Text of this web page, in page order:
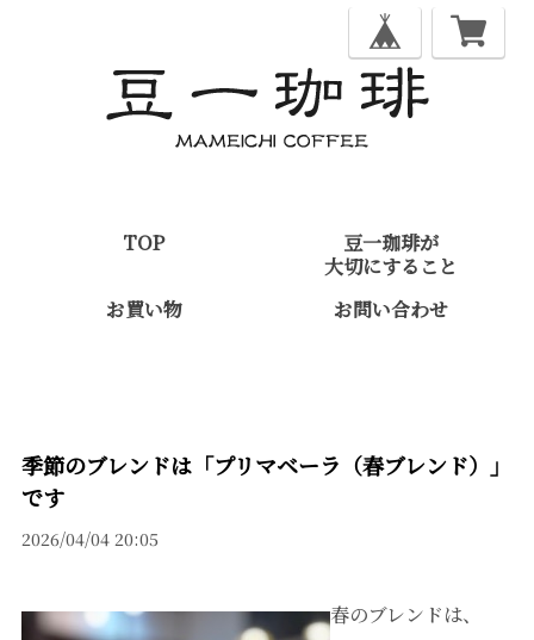
TOP
豆一珈琲が
大切にすること
お買い物
お問い合わせ
季節のブレンドは「プリマベーラ（春ブレンド）」
です
2026/04/04 20:05
春のブレンドは、